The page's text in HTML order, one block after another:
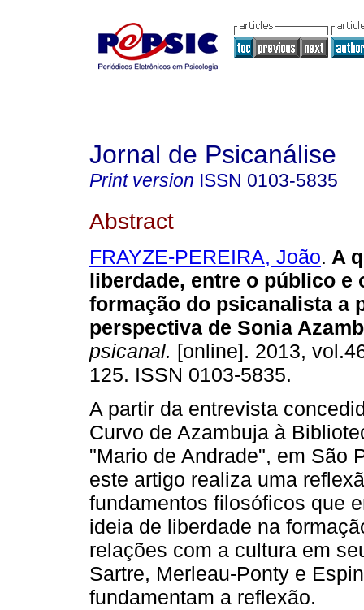
Jornal de Psicanálise
Print version ISSN 0103-5835
Abstract
FRAYZE-PEREIRA, João. A
liberdade, entre o público e
formação do psicanalista a
perspectiva de Sonia
psicanal. [online]. 2013,
125. ISSN 0103-5835.
A partir da entrevista
Curvo de Azambuja à
"Mario de Andrade", em São
este artigo realiza uma
fundamentos filosóficos que
ideia de liberdade na
relações com a cultura em
Sartre, Merleau-Ponty e
fundamentam a reflexão.